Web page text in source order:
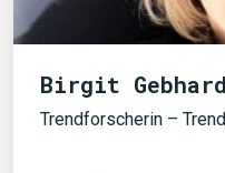
Birgit
Trendforscherin –